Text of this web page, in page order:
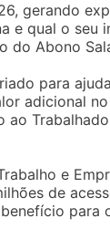
gerando
e qual o
do Abono
para
adicional
e
de
para